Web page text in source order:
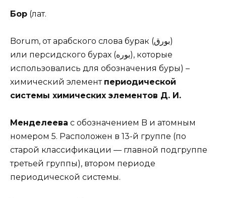
Бор (лат.
Borum, от арабского слова бурак (بورق‎)
или персидского бурах (بوره‎), которые
использовались для обозначения буры) –
химический элемент периодической
системы химических элементов Д. И.
Менделеева с обозначением B и атомным
номером 5. Расположен в 13-й группе (по
старой классификации — главной подгруппе
третьей группы), втором периоде
периодической системы.